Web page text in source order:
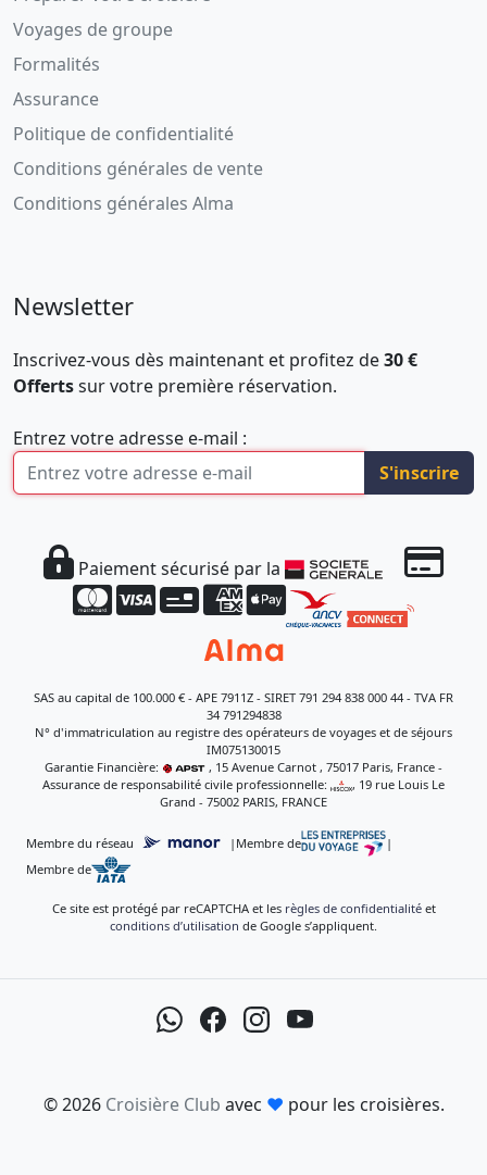
Voyages de groupe
Formalités
Assurance
Politique de confidentialité
Conditions générales de vente
Conditions générales Alma
Newsletter
Inscrivez-vous dès maintenant et profitez de30 €
Offertssur votre première réservation.
Entrez votre adresse e-mail :
S'inscrire
Paiement sécurisé par la
SAS au capital de 100.000 € - APE 7911Z - SIRET 791 294 838 000 44 - TVA FR
34 791294838
N° d'immatriculation au registre des opérateurs de voyages et de séjours
IM075130015
Garantie Financière:
, 15 Avenue Carnot , 75017 Paris, France -
Assurance de responsabilité civile professionnelle:
, 19 rue Louis Le
Grand - 75002 PARIS, FRANCE
Membre du réseau | Membre de
|
Membre de
Ce site est protégé par reCAPTCHA et les règles de confidentialitéet
conditions d’utilisation de Google s’appliquent.
© 2026 Croisière Club avec ♥ pour les croisières.